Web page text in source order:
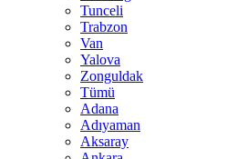
Tunceli
Trabzon
Van
Yalova
Zonguldak
Tümü
Adana
Adıyaman
Aksaray